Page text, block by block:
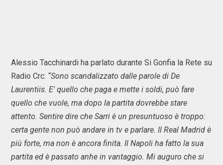
Alessio Tacchinardi ha parlato durante Si Gonfia la Rete su
Radio Crc: “Sono scandalizzato dalle parole di De
Laurentiis. E' quello che paga e mette i soldi, può fare
quello che vuole, ma dopo la partita dovrebbe stare
attento. Sentire dire che Sarri è un presuntuoso è troppo:
certa gente non può andare in tv e parlare. Il Real Madrid è
più forte, ma non è ancora finita. Il Napoli ha fatto la sua
partita ed è passato anhe in vantaggio. Mi auguro che si